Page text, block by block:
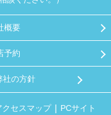
概要
予約
社の方針
クセスマップ
PCサイト